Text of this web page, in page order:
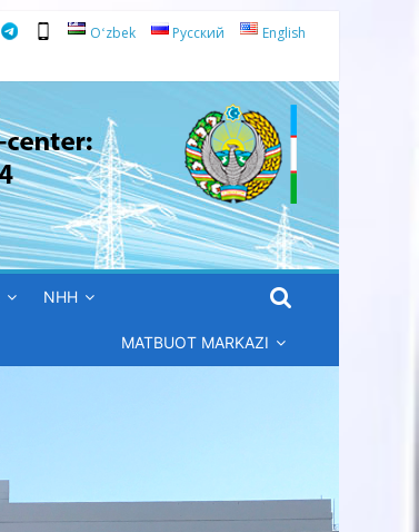
Oʻzbek Русский English
NHH
MATBUOT MARKAZI